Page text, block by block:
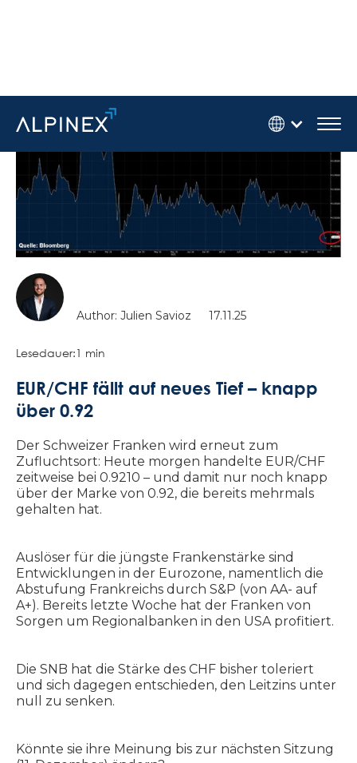
Author: Julien Savioz 17.11.25
Lesedauer:1 min
EUR/CHF fällt auf neues Tief – knapp
über 0.92
Der Schweizer Franken wird erneut zum
Zufluchtsort: Heute morgen handelte EUR/CHF
zeitweise bei 0.9210 – und damit nur noch knapp
über der Marke von 0.92, die bereits mehrmals
gehalten hat.
Auslöser für die jüngste Frankenstärke sind
Entwicklungen in der Eurozone, namentlich die
Abstufung Frankreichs durch S&P (von AA- auf
A+). Bereits letzte Woche hat der Franken von
Sorgen um Regionalbanken in den USA profitiert.
Die SNB hat die Stärke des CHF bisher toleriert
und sich dagegen entschieden, den Leitzins unter
null zu senken.
Könnte sie ihre Meinung bis zur nächsten Sitzung